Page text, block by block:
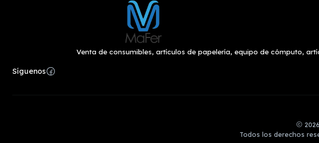
Venta de consumibles, artículos de papelería, equipo de cómputo,
Síguenos
Todos los derechos